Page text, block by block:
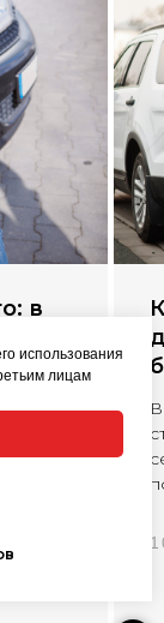
в
не
использования
лицам